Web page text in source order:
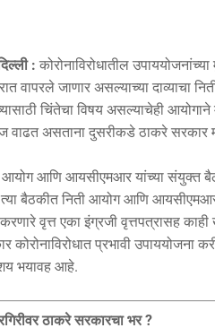
: कोरोनाविरोधातील
वापरले जाणार असल्याच्या दाव्याचा
चिंतेचा विषय असल्याचेही
वाढत असताना दुसरीकडे ठाकरे सरकार
आयोग आणि आयसीएमआर यांच्या संयुक्त
त्या बैठकीत निती आयोग आणि
करणारे वृत्त एका इंग्रजी वृत्तपत्रासह
कोरोनाविरोधात प्रभावी उपाययोजना
भयावह आहे.
ठाकरे सरकारचा भर?